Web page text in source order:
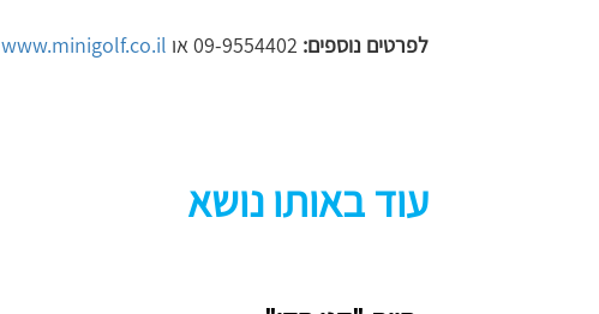
לפרטים נוספים: www.minigolf.co.il
עוד באותו נושא